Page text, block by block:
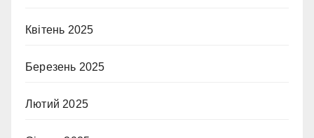
Квітень 2025
Березень 2025
Лютий 2025